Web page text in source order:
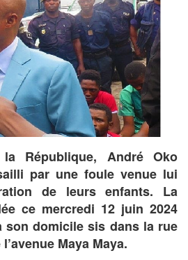
République, André Oko
par une foule venue lui
de leurs enfants. La
ce mercredi 12 juin 2024
son domicile sis dans la rue
Maya Maya.